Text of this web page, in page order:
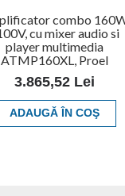
combo
cu mixer audio si
player multimedia
ATMP160XL, Proel
3.865,52 Lei
ADAUGĂ ÎN COŞ